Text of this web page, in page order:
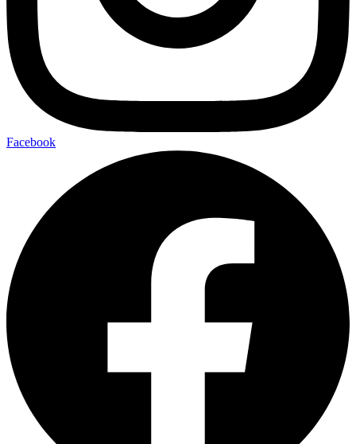
Facebook